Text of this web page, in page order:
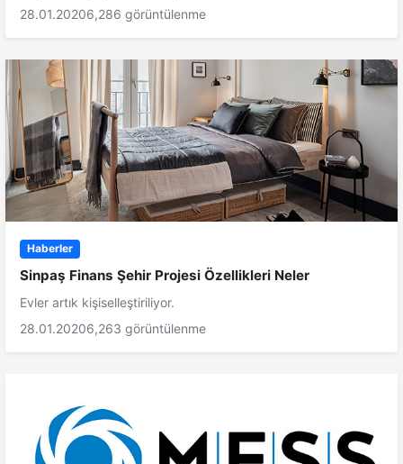
28.01.20206,286 görüntülenme
Haberler
Sinpaş Finans Şehir Projesi Özellikleri Neler
Evler artık kişiselleştiriliyor.
28.01.20206,263 görüntülenme